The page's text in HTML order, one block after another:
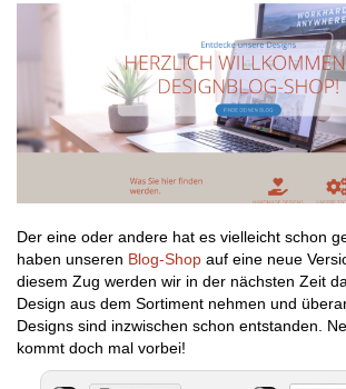
Der eine oder andere hat es vielleicht schon
haben unseren Blog-Shop auf eine neue
diesem Zug werden wir in der nächsten Zeit
Design aus dem Sortiment nehmen und
Designs sind inzwischen schon entstanden.
kommt doch mal vorbei!